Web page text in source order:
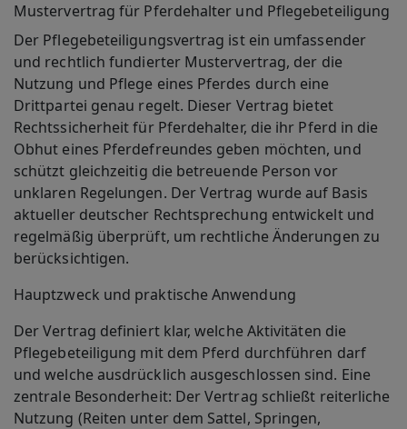
Mustervertrag für Pferdehalter und Pflegebeteiligung
Der Pflegebeteiligungsvertrag ist ein umfassender
und rechtlich fundierter Mustervertrag, der die
Nutzung und Pflege eines Pferdes durch eine
Drittpartei genau regelt. Dieser Vertrag bietet
Rechtssicherheit für Pferdehalter, die ihr Pferd in die
Obhut eines Pferdefreundes geben möchten, und
schützt gleichzeitig die betreuende Person vor
unklaren Regelungen. Der Vertrag wurde auf Basis
aktueller deutscher Rechtsprechung entwickelt und
regelmäßig überprüft, um rechtliche Änderungen zu
berücksichtigen.
Hauptzweck und praktische Anwendung
Der Vertrag definiert klar, welche Aktivitäten die
Pflegebeteiligung mit dem Pferd durchführen darf
und welche ausdrücklich ausgeschlossen sind. Eine
zentrale Besonderheit: Der Vertrag schließt reiterliche
Nutzung (Reiten unter dem Sattel, Springen,